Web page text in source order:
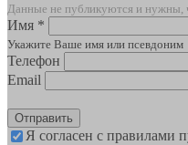
Данные не публикуются и нужны,
Имя *
Укажите Ваше имя или псевдоним
Телефон
Email
Отправить
Я согласен с правилами